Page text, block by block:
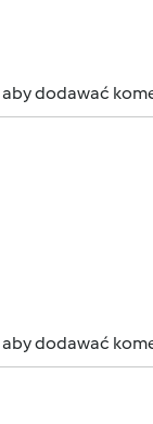
aby dodawać
aby dodawać